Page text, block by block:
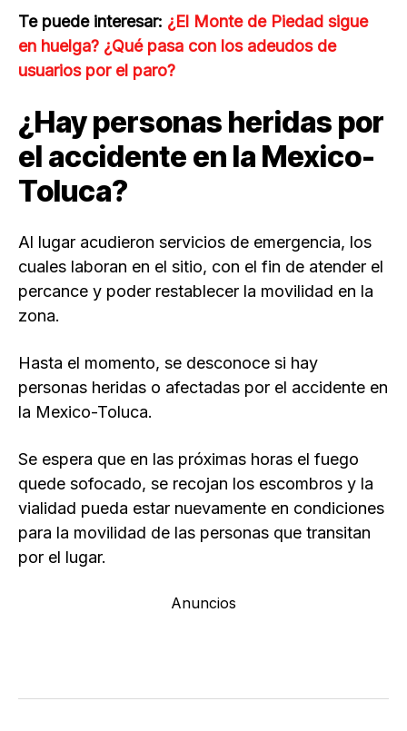
Te puede interesar: ¿El Monte de Piedad sigue
en huelga? ¿Qué pasa con los adeudos de
usuarios por el paro?
¿Hay personas heridas por
el accidente en la Mexico-
Toluca?
Al lugar acudieron servicios de emergencia, los
cuales laboran en el sitio, con el fin de atender el
percance y poder restablecer la movilidad en la
zona.
Hasta el momento, se desconoce si hay
personas heridas o afectadas por el accidente en
la Mexico-Toluca.
Se espera que en las próximas horas el fuego
quede sofocado, se recojan los escombros y la
vialidad pueda estar nuevamente en condiciones
para la movilidad de las personas que transitan
por el lugar.
Anuncios